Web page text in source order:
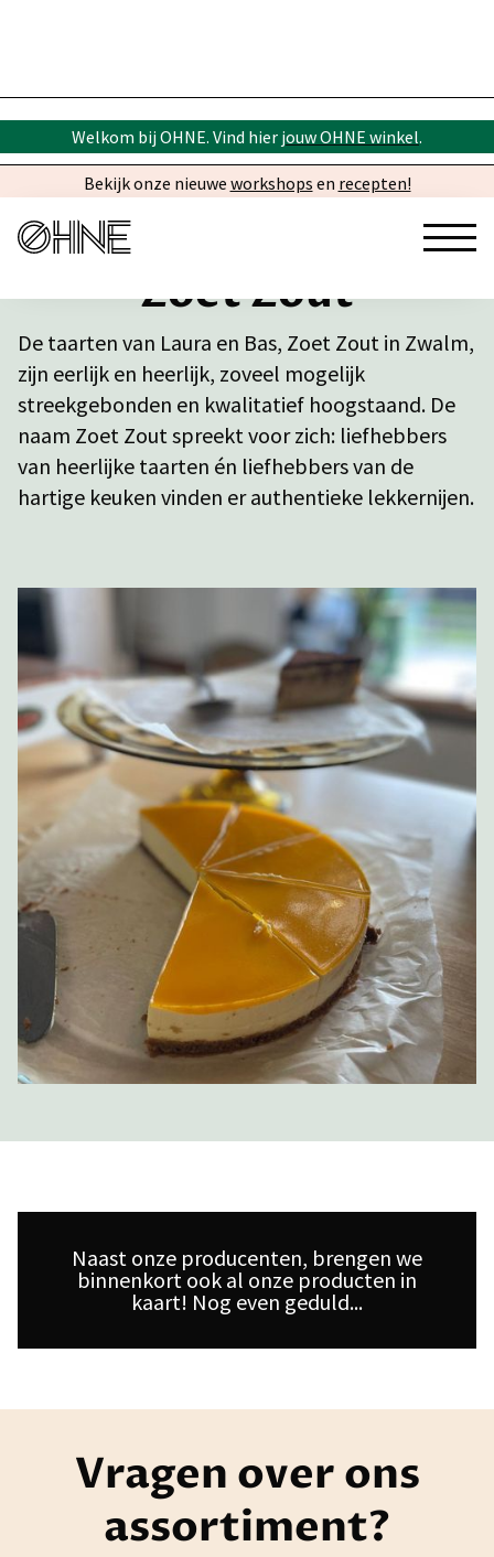
Welkom bij OHNE. Vind hier jouw OHNE winkel.
Bekijk onze nieuwe workshops en recepten!
Zoet Zout
De taarten van Laura en Bas, Zoet Zout in Zwalm,
zijn eerlijk en heerlijk, zoveel mogelijk
streekgebonden en kwalitatief hoogstaand. De
naam Zoet Zout spreekt voor zich: liefhebbers
van heerlijke taarten én liefhebbers van de
hartige keuken vinden er authentieke lekkernijen.
Naast onze producenten, brengen we
binnenkort ook al onze producten in
kaart! Nog even geduld...
Vragen over ons
assortiment?